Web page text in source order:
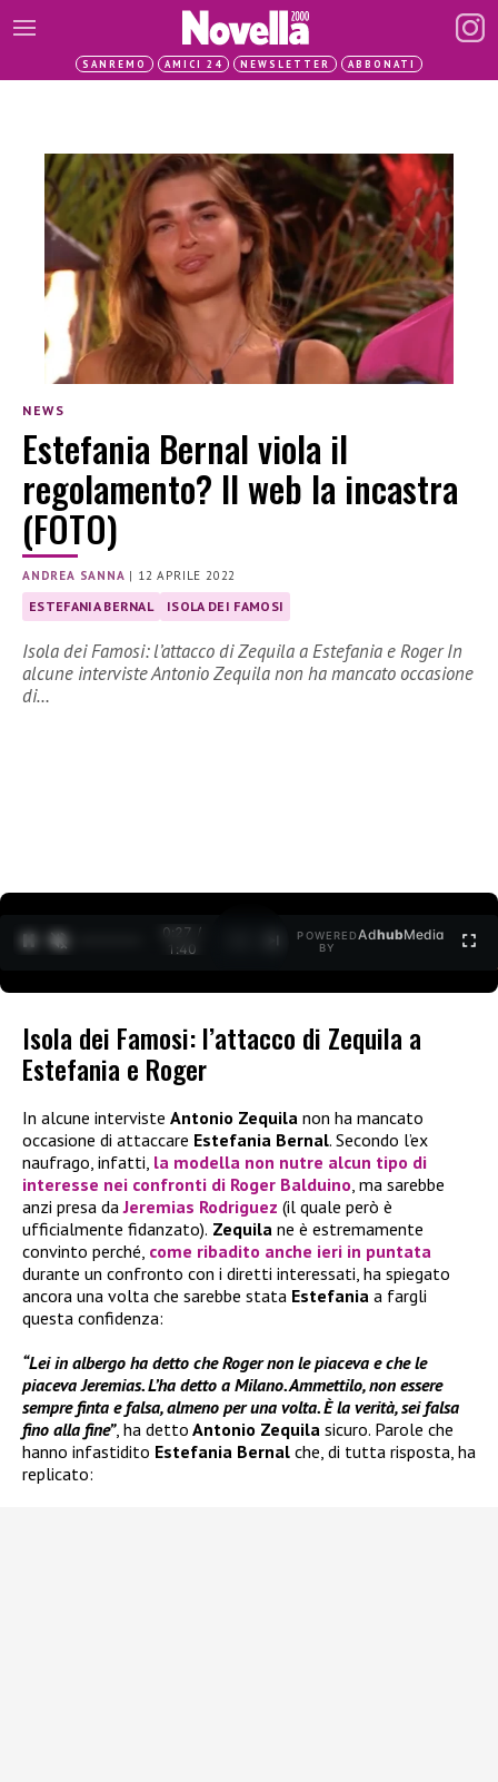
SANREMO AMICI 24 NEWSLETTER ABBONATI
NEWS
Estefania Bernal viola il
regolamento? Il web la incastra
(FOTO)
ANDREA SANNA | 12 APRILE 2022
ESTEFANIA BERNAL ISOLA DEI FAMOSI
Isola dei Famosi: l’attacco di Zequila a Estefania e Roger In
alcune interviste Antonio Zequila non ha mancato occasione
di…
0:27 /
1:40
POWERED
BY
AdhubMedia
Isola dei Famosi: l’attacco di Zequila a
Estefania e Roger
In alcune interviste Antonio Zequila non ha mancato
occasione di attaccare Estefania Bernal. Secondo l’ex
naufrago, infatti, la modella non nutre alcun tipo di
interesse nei confronti di Roger Balduino, ma sarebbe
anzi presa da Jeremias Rodriguez (il quale però è
ufficialmente fidanzato). Zequila ne è estremamente
convinto perché, come ribadito anche ieri in puntata
durante un confronto con i diretti interessati, ha spiegato
ancora una volta che sarebbe stata Estefania a fargli
questa confidenza:
“Lei in albergo ha detto che Roger non le piaceva e che le
piaceva Jeremias. L’ha detto a Milano. Ammettilo, non essere
sempre finta e falsa, almeno per una volta. È la verità, sei falsa
fino alla fine”, ha detto Antonio Zequila sicuro. Parole che
hanno infastidito Estefania Bernal che, di tutta risposta, ha
replicato: